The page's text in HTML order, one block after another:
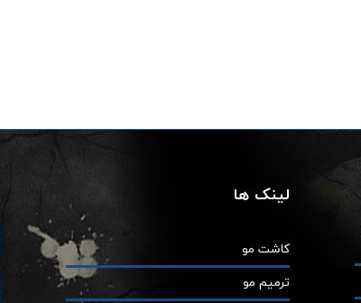
لینک ها
کاشت مو
ترمیم مو